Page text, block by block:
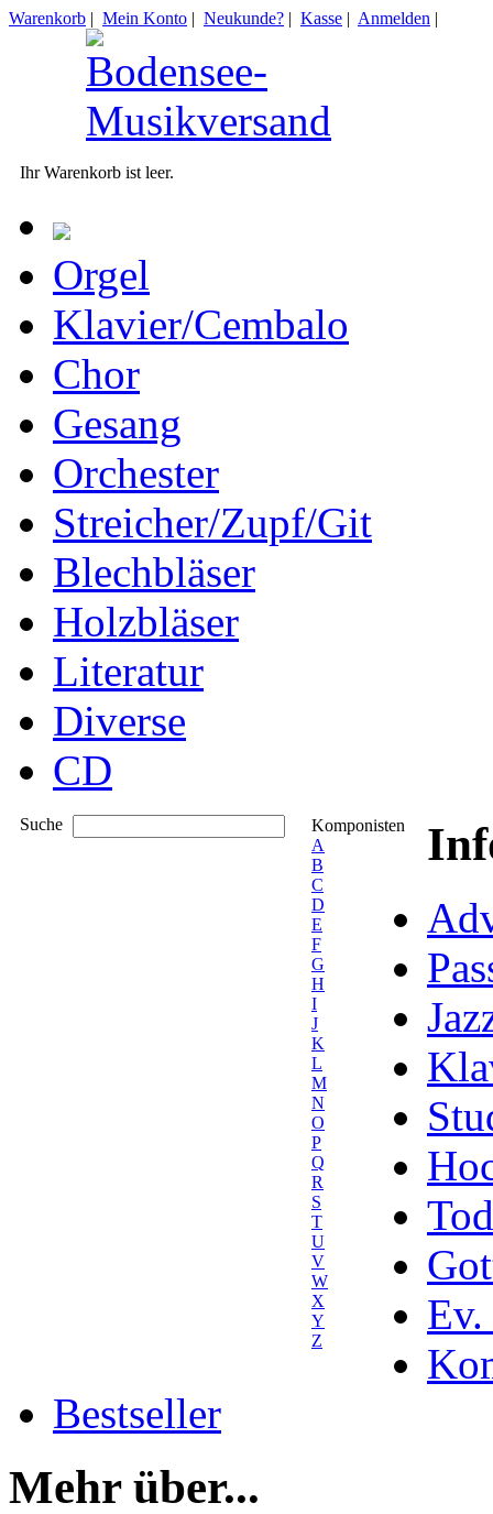
Warenkorb | Mein Konto | Neukunde? | Kasse | Anmelden |
Ihr Warenkorb ist leer.
Orgel
Klavier/Cembalo
Chor
Gesang
Orchester
Streicher/Zupf/Git
Blechbläser
Holzbläser
Literatur
Diverse
CD
Suche
Komponisten
A
B
C
D
E
F
G
H
I
J
K
L
M
N
O
P
Q
R
S
T
U
V
W
X
Y
Z
Ev.
Bestseller
Mehr über...